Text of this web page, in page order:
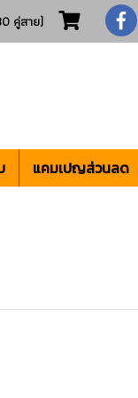
คู่สาย)
แคมเปญส่วนลด